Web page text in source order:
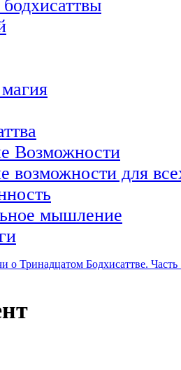
Возможности
возможности для
мышление
о Тринадцатом Бодхисаттве. Часть